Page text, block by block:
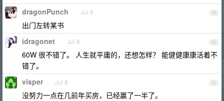
49
dragonPunch Jul 8
出门左转某书
50
idragonet Jul 8
60W 很不错了。 人生就平庸的，还想怎样？ 能健健康康活着不
错了。
51
visper Jul 8
没努力一点在几前年买房，已经赢了一半了。